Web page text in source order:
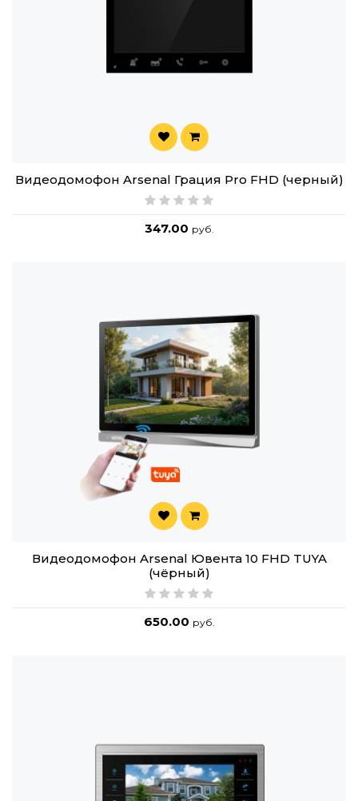
Видеодомофон Arsenal Грация Pro FHD (черный)
347.00 руб.
Видеодомофон Arsenal Ювента 10 FHD TUYA
(чёрный)
650.00 руб.